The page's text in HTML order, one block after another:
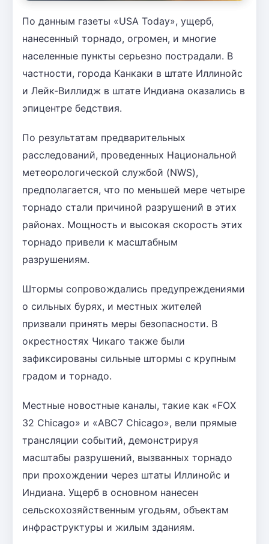
По данным газеты «USA Today», ущерб,
нанесенный торнадо, огромен, и многие
населенные пункты серьезно пострадали. В
частности, города Канкаки в штате Иллинойс
и Лейк-Виллидж в штате Индиана оказались в
эпицентре бедствия.
По результатам предварительных
расследований, проведенных Национальной
метеорологической службой (NWS),
предполагается, что по меньшей мере четыре
торнадо стали причиной разрушений в этих
районах. Мощность и высокая скорость этих
торнадо привели к масштабным
разрушениям.
Штормы сопровождались предупреждениями
о сильных бурях, и местных жителей
призвали принять меры безопасности. В
окрестностях Чикаго также были
зафиксированы сильные штормы с крупным
градом и торнадо.
Местные новостные каналы, такие как «FOX
32 Chicago» и «ABC7 Chicago», вели прямые
трансляции событий, демонстрируя
масштабы разрушений, вызванных торнадо
при прохождении через штаты Иллинойс и
Индиана. Ущерб в основном нанесен
сельскохозяйственным угодьям, объектам
инфраструктуры и жилым зданиям.